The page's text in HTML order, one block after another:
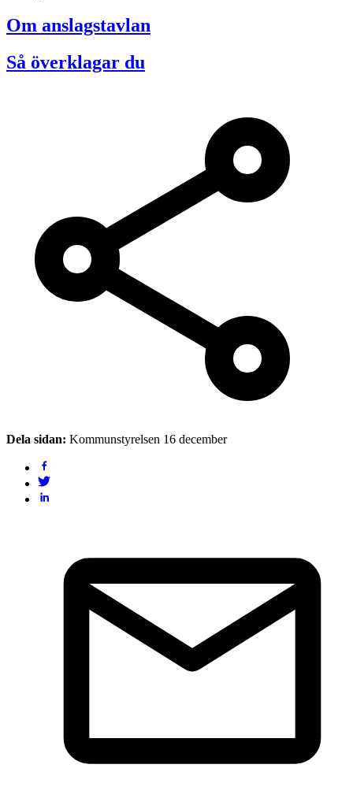
Om anslagstavlan
Så överklagar du
Dela sidan: Kommunstyrelsen 16 december